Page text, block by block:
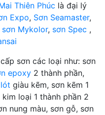
Thiên Phúc là đại lý
Expo, Sơn Seamaster,
sơn Mykolor, sơn Spec ,
sơn các loại như: sơn
epoxy 2 thành phần,
giàu kẽm, sơn kẽm 1
kim loại 1 thành phần 2
nung màu, sơn gỗ, sơn